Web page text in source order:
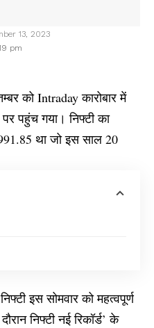
pm
13, 2023
को Intraday कारोबार में
पहुंच गया। निफ्टी का
था जो इस साल 20
इस सोमवार को महत्वपूर्ण
निफ्टी नई रिकॉर्ड’ के